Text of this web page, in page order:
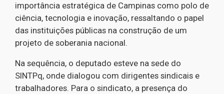
importância estratégica de Campinas como polo de
ciência, tecnologia e inovação, ressaltando o papel
das instituições públicas na construção de um
projeto de soberania nacional.
Na sequência, o deputado esteve na sede do
SINTPq, onde dialogou com dirigentes sindicais e
trabalhadores. Para o sindicato, a presença do